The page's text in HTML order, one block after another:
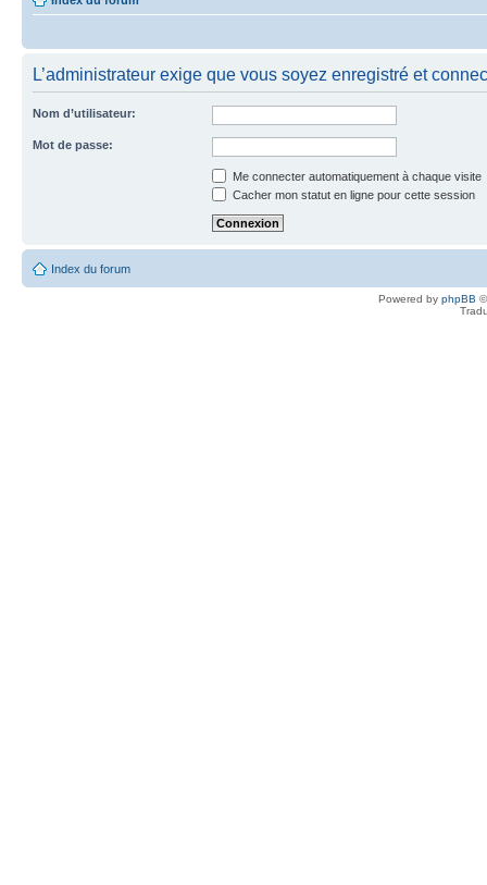
L’administrateur exige que vous soyez enregistré et
Nom d’utilisateur:
Mot de passe:
Me connecter automatiquement à chaque visite
Cacher mon statut en ligne pour cette session
Index du forum
Powered by phpBB